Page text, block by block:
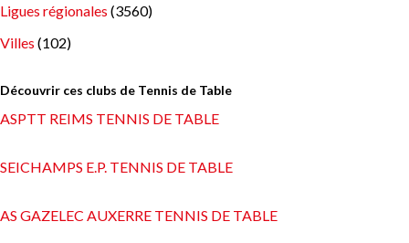
Ligues régionales (3560)
Villes (102)
Découvrir ces clubs de Tennis de Table
ASPTT REIMS TENNIS DE TABLE
SEICHAMPS E.P. TENNIS DE TABLE
AS GAZELEC AUXERRE TENNIS DE TABLE